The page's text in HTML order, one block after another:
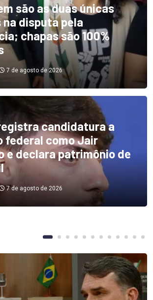
são as duas únicas
na disputa pela
chapas são 100%
7 de agosto de 2026
candidatura a
federal como Jair
e declara patrimônio de
7 de agosto de 2026